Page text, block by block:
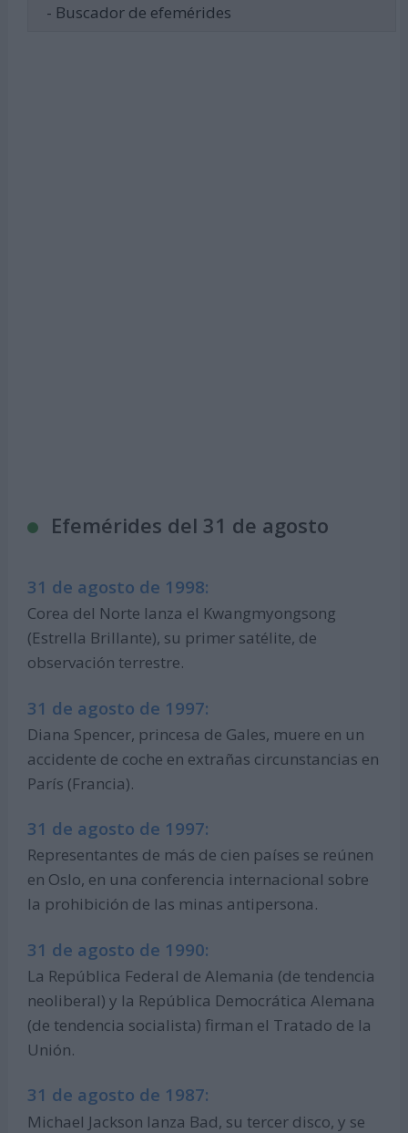
- Buscador de efemérides
Efemérides del 31 de agosto
31 de agosto de 1998:
Corea del Norte lanza el Kwangmyongsong
(Estrella Brillante), su primer satélite, de
observación terrestre.
31 de agosto de 1997:
Diana Spencer, princesa de Gales, muere en un
accidente de coche en extrañas circunstancias en
París (Francia).
31 de agosto de 1997:
Representantes de más de cien países se reúnen
en Oslo, en una conferencia internacional sobre
la prohibición de las minas antipersona.
31 de agosto de 1990:
La República Federal de Alemania (de tendencia
neoliberal) y la República Democrática Alemana
(de tendencia socialista) firman el Tratado de la
Unión.
31 de agosto de 1987:
Michael Jackson lanza Bad, su tercer disco, y se